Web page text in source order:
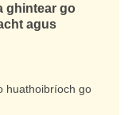
ghintear go
agus
huathoibríoch go